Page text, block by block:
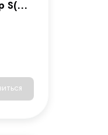
S(98-